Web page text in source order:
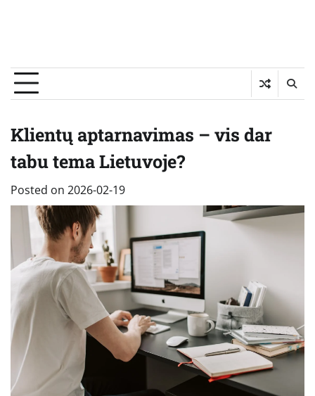
Klientų aptarnavimas – vis dar
tabu tema Lietuvoje?
Posted on 2026-02-19